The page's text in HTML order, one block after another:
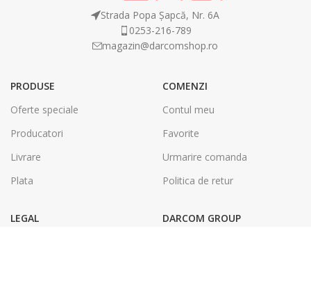
Strada Popa Șapcă, Nr. 6A
0253-216-789
magazin@darcomshop.ro
PRODUSE
Oferte speciale
Producatori
Livrare
Plata
COMENZI
Contul meu
Favorite
Urmarire comanda
Politica de retur
LEGAL
DARCOM GROUP